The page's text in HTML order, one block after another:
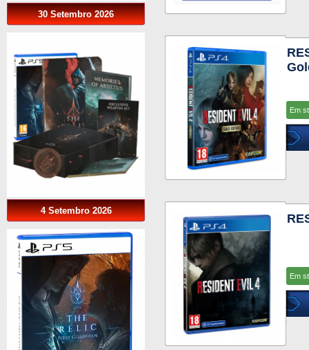
30 Setembro 2026
4 Setembro 2026
Em
Em